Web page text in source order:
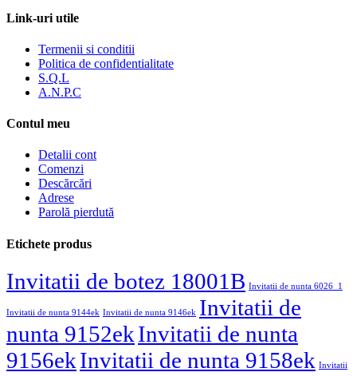
Link-uri utile
Termenii si conditii
Politica de confidentialitate
S.Q.L
A.N.P.C
Contul meu
Detalii cont
Comenzi
Descărcări
Adrese
Parolă pierdută
Etichete produs
Invitatii de botez 18001B Invitatii de nunta 6026_1
Invitatii de nunta 9144ek Invitatii de nunta 9146ek Invitatii de
nunta 9152ekInvitatii de nunta
9156ekInvitatii de nunta 9158ek Invitatii